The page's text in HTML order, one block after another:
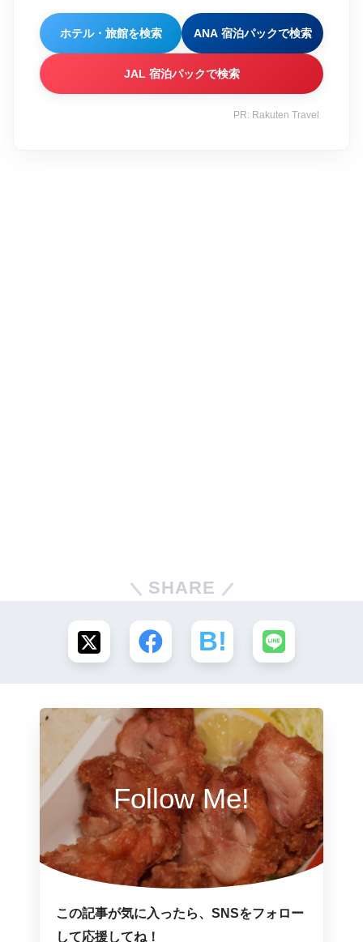
ホテル・旅館を検索 ANA 宿泊パックで検索
JAL 宿泊パックで検索
PR: Rakuten Travel
SHARE
Follow Me!
この記事が気に入ったら、SNSをフォロー
して応援してね！